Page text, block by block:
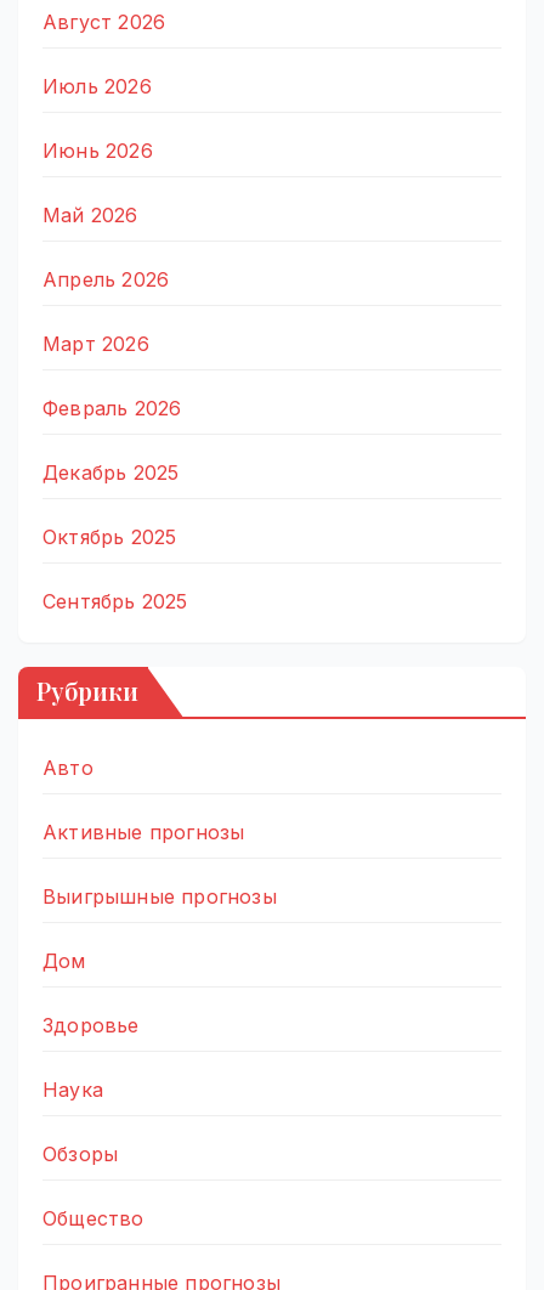
Август 2026
Июль 2026
Июнь 2026
Май 2026
Апрель 2026
Март 2026
Февраль 2026
Декабрь 2025
Октябрь 2025
Сентябрь 2025
Рубрики
Авто
Активные прогнозы
Выигрышные прогнозы
Дом
Здоровье
Наука
Обзоры
Общество
Проигранные прогнозы